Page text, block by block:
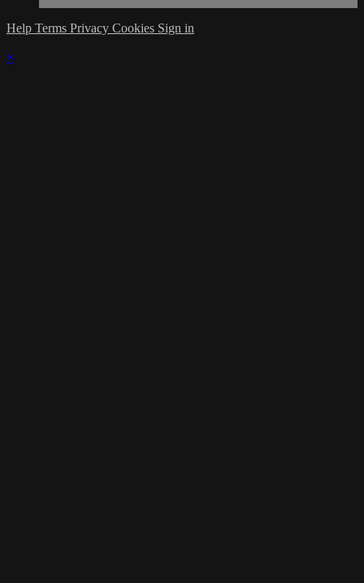
Help Terms Privacy Cookies Sign in
×